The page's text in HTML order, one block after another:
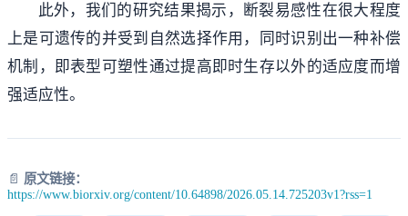
此外，我们的研究结果揭示，断裂易感性在很大程度
上是可遗传的并受到自然选择作用，同时识别出一种补偿
机制，即表型可塑性通过提高即时生存以外的适应度而增
强适应性。
📄 原文链接：
https://www.biorxiv.org/content/10.64898/2026.05.14.725203v1?rss=1